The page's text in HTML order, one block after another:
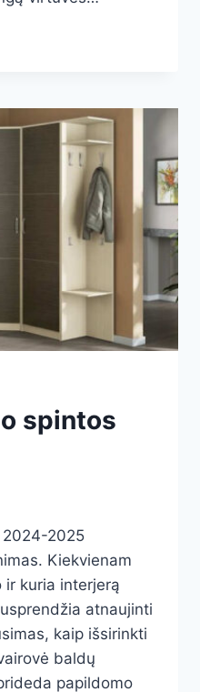
spintos
2024-2025
Kiekvienam
ir kuria interjerą
atnaujinti
kaip išsirinkti
baldų
papildomo